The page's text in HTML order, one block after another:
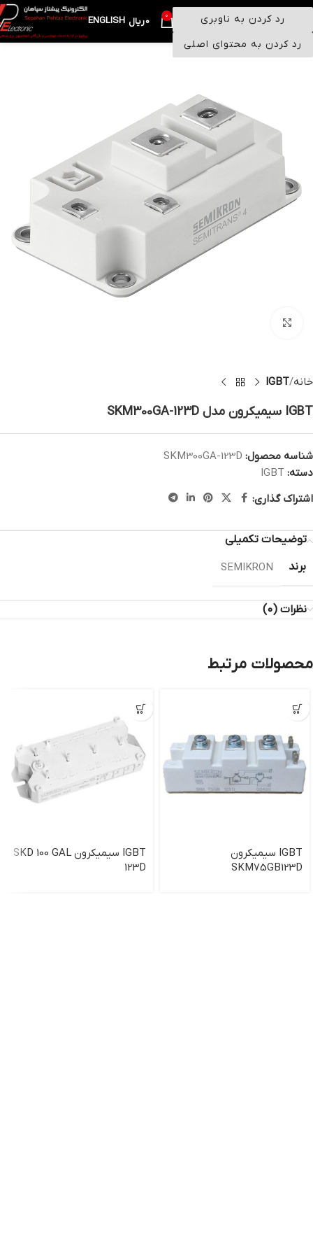
رد کردن به ناوبری
رد کردن به محتوای اصلی
0
0ریال ENGLISH
خانه IGBT
IGBT سیمیکرون مدل SKM300GA-123D
شناسه محصول: SKM300GA-123D
دسته: IGBT
اشتراک گذاری:
توضیحات تکمیلی
برند
SEMIKRON
نظرات (0)
محصولات مرتبط
IGBT سیمیکرون
SKM75GB123D
IGBT سیمیکرون SKD 100 GAL
123D